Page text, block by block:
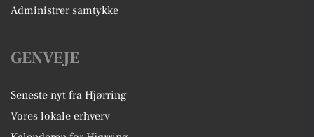
Administrer samtykke
GENVEJE
Seneste nyt fra Hjørring
Vores lokale erhverv